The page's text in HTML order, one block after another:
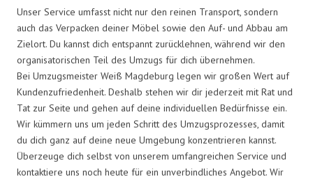
Unser Service umfasst nicht nur den reinen Transport, sondern
auch das Verpacken deiner Möbel sowie den Auf- und Abbau am
Zielort. Du kannst dich entspannt zurücklehnen, während wir den
organisatorischen Teil des Umzugs für dich übernehmen.
Bei Umzugsmeister Weiß Magdeburg legen wir großen Wert auf
Kundenzufriedenheit. Deshalb stehen wir dir jederzeit mit Rat und
Tat zur Seite und gehen auf deine individuellen Bedürfnisse ein.
Wir kümmern uns um jeden Schritt des Umzugsprozesses, damit
du dich ganz auf deine neue Umgebung konzentrieren kannst.
Überzeuge dich selbst von unserem umfangreichen Service und
kontaktiere uns noch heute für ein unverbindliches Angebot. Wir